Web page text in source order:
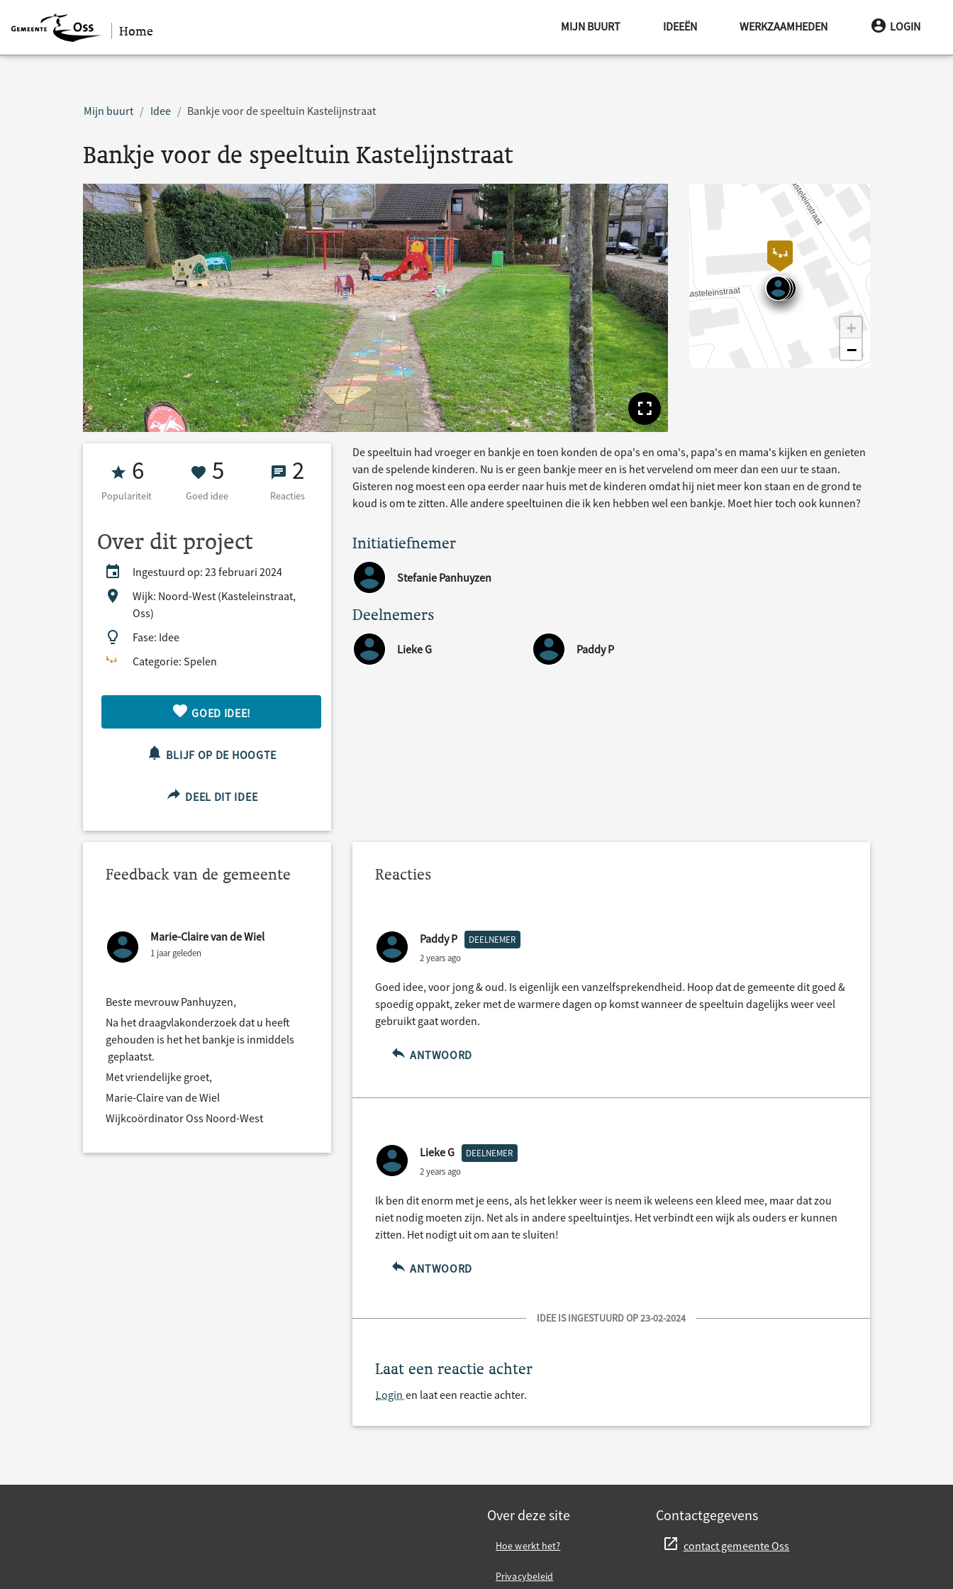
Sla navigatie over Home MIJN BUURT IDEEËN WERKZAAMHEDEN LOGIN
Mijn buurt Idee Bankje voor de speeltuin Kastelijnstraat
Bankje voor de speeltuin Kastelijnstraat
Toon volledige afbeelding
+
−
Populariteit 6
6
Populariteit
5 Goed idee
5
Goed idee
2 Reacties
2
Reacties
Over dit project
Ingestuurd op: 23 februari 2024
Wijk: Noord-West (Kasteleinstraat,
Oss)
Fase: Idee
Categorie: Spelen
GOED IDEE!
BLIJF OP DE HOOGTE
DEEL DIT IDEE
De speeltuin had vroeger en bankje en toen konden de opa's en oma's, papa's en mama's kijken en genieten
van de spelende kinderen. Nu is er geen bankje meer en is het vervelend om meer dan een uur te staan.
Gisteren nog moest een opa eerder naar huis met de kinderen omdat hij niet meer kon staan en de grond te
koud is om te zitten. Alle andere speeltuinen die ik ken hebben wel een bankje. Moet hier toch ook kunnen?
Initiatiefnemer
Stefanie Panhuyzen
Deelnemers
Lieke G Paddy P
Feedback van de gemeente
Marie-Claire van de Wiel
1 jaar geleden
Beste mevrouw Panhuyzen,
Na het draagvlakonderzoek dat u heeft
gehouden is het het bankje is inmiddels
geplaatst.
Met vriendelijke groet,
Marie-Claire van de Wiel
Wijkcoördinator Oss Noord-West
Reacties
Paddy P DEELNEMER
2 years ago
Goed idee, voor jong & oud. Is eigenlijk een vanzelfsprekendheid. Hoop dat de gemeente dit goed &
spoedig oppakt, zeker met de warmere dagen op komst wanneer de speeltuin dagelijks weer veel
gebruikt gaat worden.
ANTWOORD
Lieke G DEELNEMER
2 years ago
Ik ben dit enorm met je eens, als het lekker weer is neem ik weleens een kleed mee, maar dat zou
niet nodig moeten zijn. Net als in andere speeltuintjes. Het verbindt een wijk als ouders er kunnen
zitten. Het nodigt uit om aan te sluiten!
ANTWOORD
IDEE IS INGESTUURD OP 23-02-2024
Laat een reactie achter
Login en laat een reactie achter.
Over deze site
Hoe werkt het?
Privacybeleid
Contactgegevens
contact gemeente Oss